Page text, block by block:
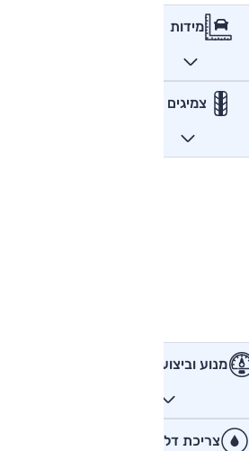
מידות
צמיגים
מנוע וביצועים
צריכת דלק